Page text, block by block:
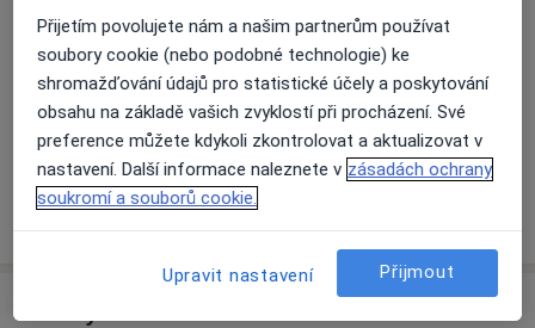
Přiblížit mapuse otevře v nové záložce
Dostupnost
Na této adrese online kalendář není aktivní
Co mám v takové situaci udělat?
Více
Názory
Přijetím povolujete nám a našim partnerům používat
soubory cookie (nebo podobné technologie) ke
shromažďování údajů pro statistické účely a poskytování
obsahu na základě vašich zvyklostí při procházení. Své
preference můžete kdykoli zkontrolovat a aktualizovat v
nastavení. Další informace naleznete v zásadách ochrany
soukromí a souborů cookie.
Upravit nastavení Přijmout